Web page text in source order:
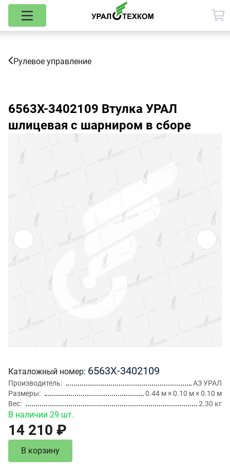
Рулевое управление
6563Х-3402109 Втулка УРАЛ
шлицевая с шарниром в сборе
Каталожный номер 6563Х-3402109
Производитель
АЗ УРАЛ
Размеры
0.44 м × 0.10 м × 0.10 м
Вес
2.30 кг
В наличии 29 шт.
14 210 ₽
В корзину